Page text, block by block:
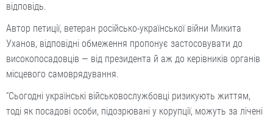
відповідь.
Автор петиції, ветеран російсько-української війни Микита
Уханов, відповідні обмеження пропонує застосовувати до
високопосадовців — від президента й аж до керівників органів
місцевого самоврядування.
“Сьогодні українські військовослужбовці ризикують життям,
тоді як посадові особи, підозрювані у корупції, можуть за лічені